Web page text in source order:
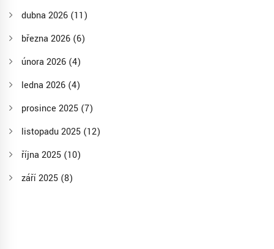
dubna 2026 (11)
března 2026 (6)
února 2026 (4)
ledna 2026 (4)
prosince 2025 (7)
listopadu 2025 (12)
října 2025 (10)
září 2025 (8)